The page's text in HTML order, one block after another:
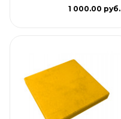
1 000.00 руб.